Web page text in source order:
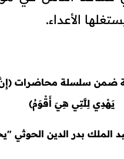
الأعداء.
ضمن سلسلة محاضرات (
يَهْدِي لِلَّتِي هِيَ أَقْوَمُ)
الملك بدر الدين الحوثي